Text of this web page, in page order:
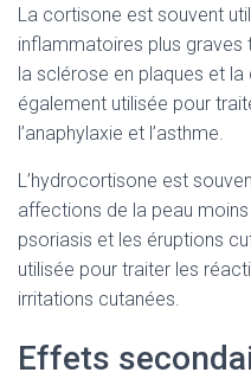
La cortisone est souvent
inflammatoires plus graves
la sclérose en plaques et
également utilisée pour
l’anaphylaxie et l’asthme.
L’hydrocortisone est
affections de la peau
psoriasis et les éruptions
utilisée pour traiter les
irritations cutanées.
Effets